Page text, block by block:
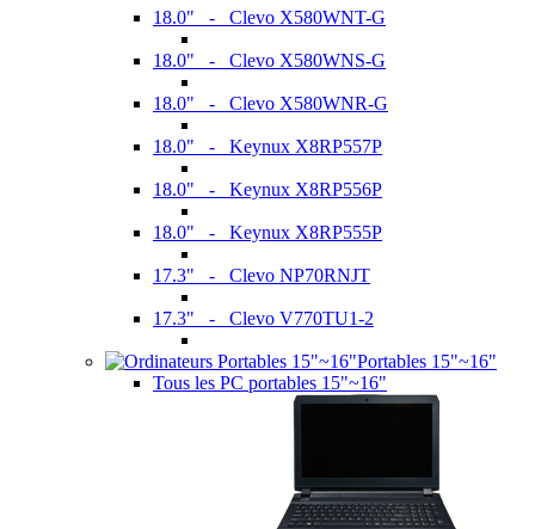
18.0" - Clevo X580WNT-G
18.0" - Clevo X580WNS-G
18.0" - Clevo X580WNR-G
18.0" - Keynux X8RP557P
18.0" - Keynux X8RP556P
18.0" - Keynux X8RP555P
17.3" - Clevo NP70RNJT
17.3" - Clevo V770TU1-2
Portables 15"~16"
Tous les PC portables 15"~16"